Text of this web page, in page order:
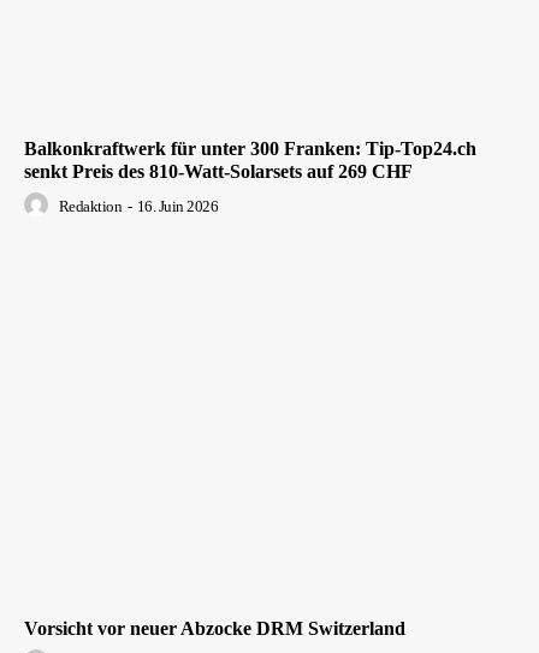
Balkonkraftwerk für unter 300 Franken: Tip-Top24.ch
senkt Preis des 810-Watt-Solarsets auf 269 CHF
Redaktion - 16. Juin 2026
Vorsicht vor neuer Abzocke DRM Switzerland